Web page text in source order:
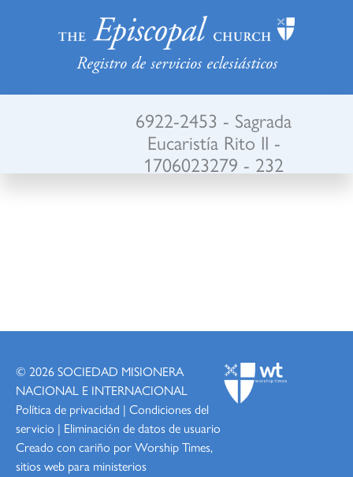
Registro de servicios eclesiásticos
6922-2453 - Sagrada
Eucaristía Rito II -
1706023279 - 232
© 2026 SOCIEDAD MISIONERA
NACIONAL E INTERNACIONAL
Política de privacidad | Condiciones del
servicio | Eliminación de datos de usuario
Creado con cariño por Worship Times,
sitios web para ministerios